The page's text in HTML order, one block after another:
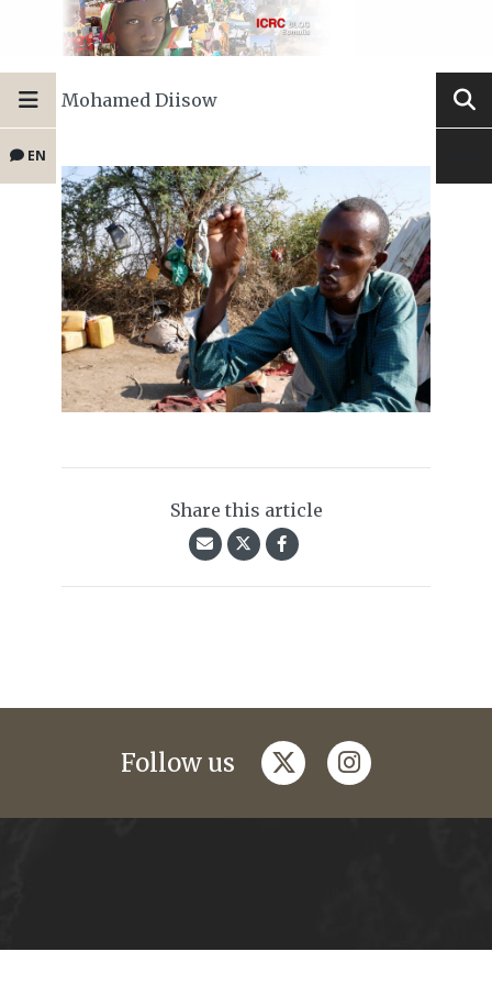
EN
Mohamed Diisow
Share this article
Follow us twitterinstagram